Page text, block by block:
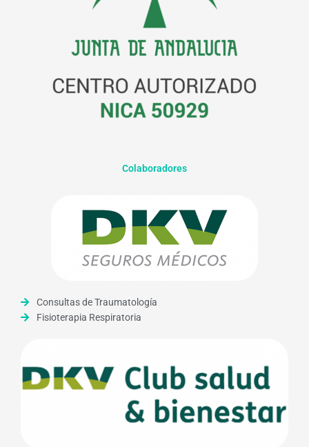
Colaboradores
Consultas de Traumatología
Fisioterapia Respiratoria